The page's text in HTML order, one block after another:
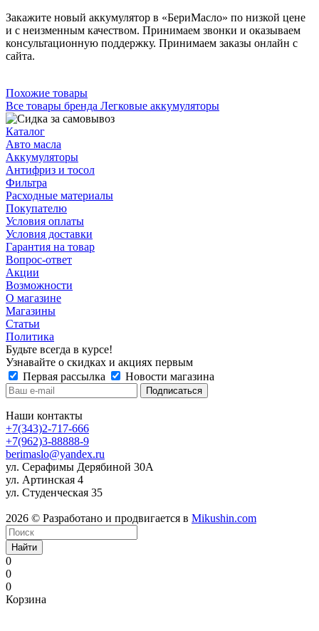
Закажите новый аккумулятор в «БериМасло» по низкой цене
и с неизменным качеством. Принимаем звонки и оказываем
консультационную поддержку. Принимаем заказы онлайн с
сайта.
Похожие товары
Все товары бренда Легковые аккумуляторы
Каталог
Авто масла
Аккумуляторы
Антифриз и тосол
Фильтра
Расходные материалы
Покупателю
Условия оплаты
Условия доставки
Гарантия на товар
Вопрос-ответ
Акции
Возможности
О магазине
Магазины
Статьи
Политика
Будьте всегда в курсе!
Узнавайте о скидках и акциях первым
Первая рассылка
Новости магазина
Наши контакты
+7(343)2-717-666
+7(962)3-88888-9
berimaslo@yandex.ru
ул. Серафимы Дерябиной 30А
ул. Артинская 4
ул. Студенческая 35
2026 © Разработано и продвигается в Mikushin.com
Найти
0
0
0
Корзина